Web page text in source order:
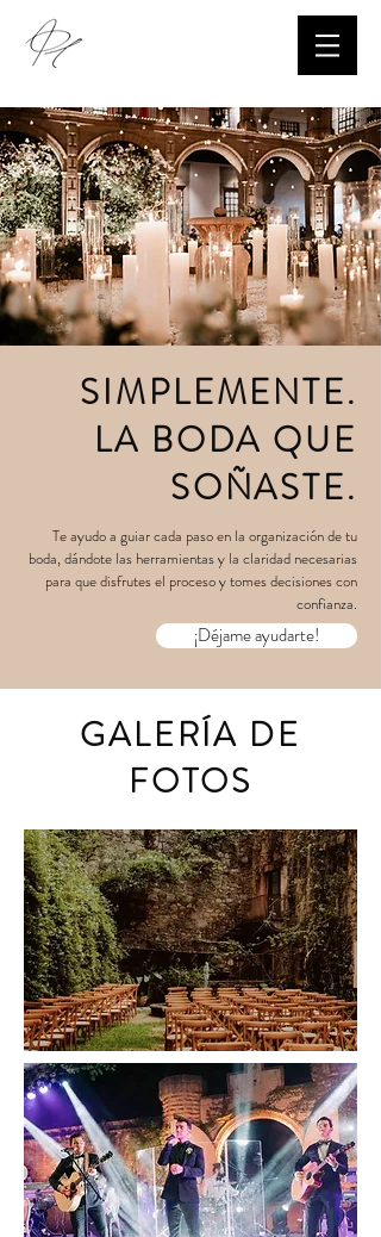
SIMPLEMENTE.
LA BODA QUE
SOÑASTE.
Te ayudo a guiar cada paso en la organización de tu
boda, dándote las herramientas y la claridad necesarias
para que disfrutes el proceso y tomes decisiones con
confianza.
¡Déjame ayudarte!
GALERÍA DE
FOTOS